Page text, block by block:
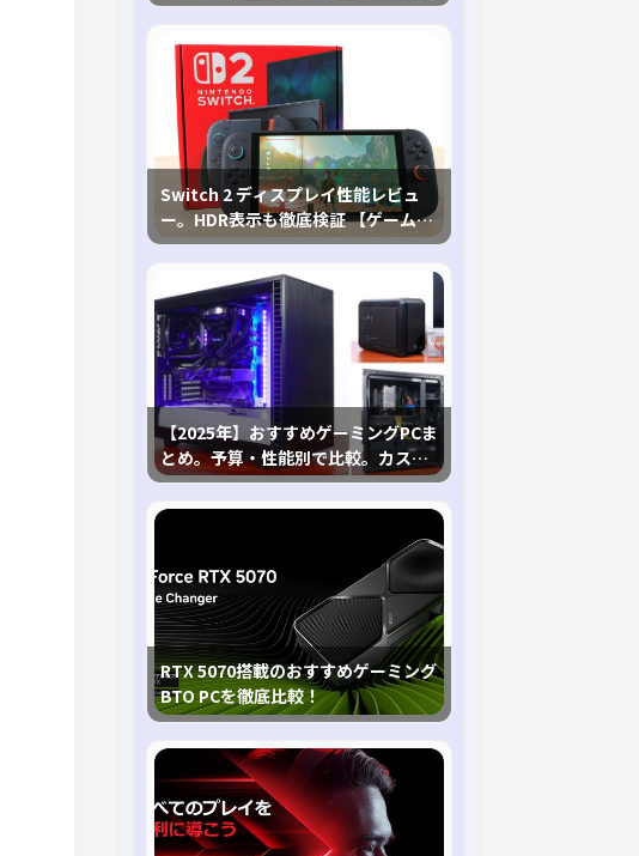
Switch 2 ディスプレイ性能レビュ
ー。HDR表示も徹底検証 【ゲームに
おけるHDRの未来を切り開く1台！】
【2025年】おすすめゲーミングPCま
とめ。予算・性能別で比較。カスタ
マイズ指南も
RTX 5070搭載のおすすめゲーミング
BTO PCを徹底比較！